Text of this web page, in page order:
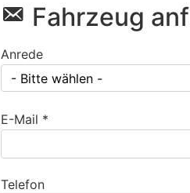
Fahrzeug
Anrede
- Bitte wählen -
E-Mail *
Telefon